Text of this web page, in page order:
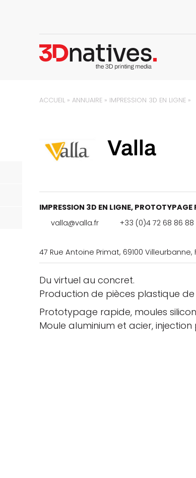
ACCUEIL »ANNUAIRE » IMPRESSION 3D EN LIGNE »
Valla
IMPRESSION 3D EN LIGNE, PROTOTYPAGE
valla@valla.fr
+33 (0)4 72 68 86 88
47 Rue Antoine Primat, 69100 Villeurbanne,
Du virtuel au concret.
Production de pièces plastique de
Prototypage rapide, moules
Moule aluminium et acier, injection